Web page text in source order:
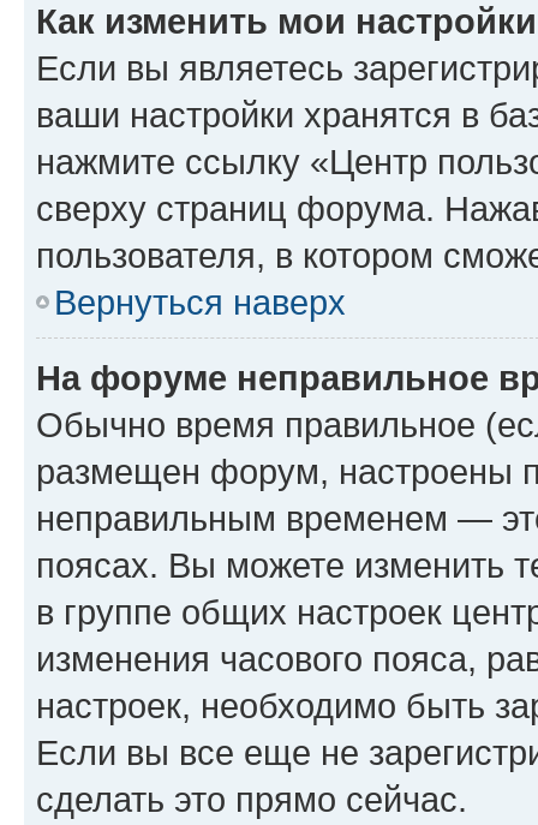
Как изменить мои
Если вы являетесь
ваши настройки хранятся в
нажмите ссылку «Центр
сверху страниц форума.
пользователя, в котором
Вернуться наверх
На форуме неправильное
Обычно время правильное
размещен форум, настроены
неправильным временем —
поясах. Вы можете изменить
в группе общих настроек
изменения часового пояса,
настроек, необходимо быть
Если вы все еще не
сделать это прямо сейчас.